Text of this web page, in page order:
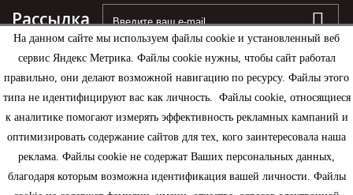
На данном сайте мы используем файлы cookie и установленный веб
сервис Яндекс Метрика. Файлы cookie нужны, чтобы сайт работал
правильно, они делают возможной навигацию по ресурсу. Файлы этого
типа не идентифицируют вас как личность. Файлы cookie, относящиеся
к аналитике помогают измерять эффективность рекламных кампаний и
оптимизировать содержание сайтов для тех, кого заинтересовала наша
реклама. Файлы cookie не содержат Ваших персональных данных,
благодаря которым возможна идентификация вашей личности. Файлы
Рассылка
Информация
Моя учетная запись